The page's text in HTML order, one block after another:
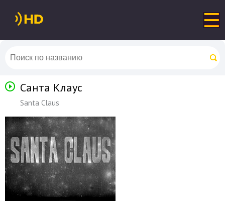
Санта Клаус
Santa Claus